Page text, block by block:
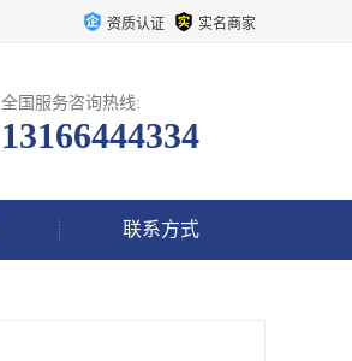
资质认证 实名商家
全国服务咨询热线:
13166444334
联系方式